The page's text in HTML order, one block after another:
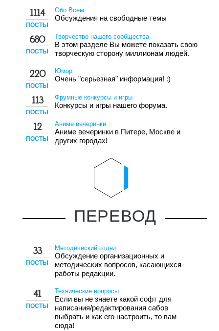
1114
ПОСТЫ
Обо Всем
Обсуждения на свободные темы
680
ПОСТЫ
Творчество нашего сообщества
В этом разделе Вы можете показать свою
творческую сторону миллионам людей.
220
ПОСТЫ
Юмор
Очень "серьезная" информация! :)
113
ПОСТЫ
Фрумные конкурсы и игры
Конкурсы и игры нашего форума.
12
ПОСТЫ
Аниме вечеринки
Аниме вечеринки в Питере, Москве и
других городах!
ПЕРЕВОД
33
ПОСТЫ
Методический отдел
Обсуждение организационных и
методических вопросов, касающихся
работы редакции.
41
ПОСТЫ
Технические вопросы
Если вы не знаете какой софт для
написания/редактирования сабов
выбрать и как его настроить, то вам
сюда!